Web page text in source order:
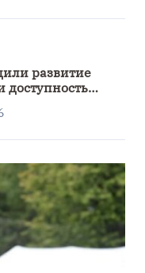
развитие
доступность